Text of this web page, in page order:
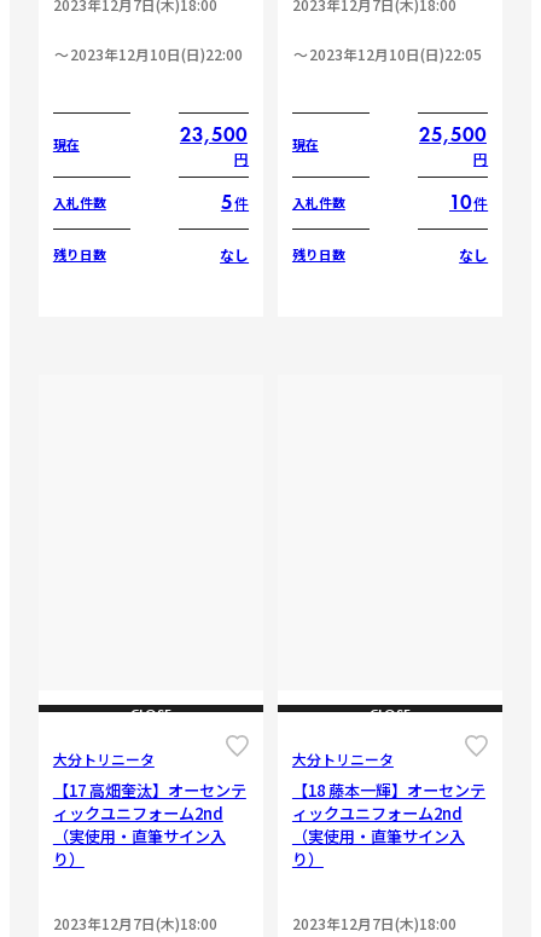
2023年12月10日(日)22:00
現在 23,500
円
入札件数 5件
残り日数 なし
2023年12月10日(日)22:05
現在 25,500
円
入札件数 10件
残り日数 なし
CLOSE
大分トリニータ
【17 高畑奎汰】オーセンテ
ィックユニフォーム2nd
（実使用・直筆サイン入
り）
2023年12月7日(木)18:00
CLOSE
大分トリニータ
【18 藤本一輝】オーセンテ
ィックユニフォーム2nd
（実使用・直筆サイン入
り）
2023年12月7日(木)18:00